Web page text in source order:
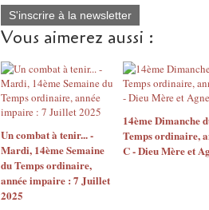
S'inscrire à la newsletter
Vous aimerez aussi :
Un combat à tenir... -
Mardi, 14ème Semaine
du Temps ordinaire,
année impaire : 7 Juillet
2025
14ème Dimanche
Temps ordinaire,
C - Dieu Mère et